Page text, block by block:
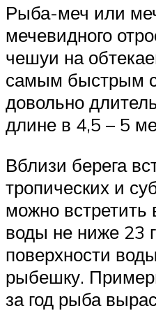
Рыба-меч или
мечевидного
чешуи на
самым быстрым
довольно
длине в 4,5 – 5
Вблизи берега
тропических и
можно
воды не ниже 23
поверхности
рыбешку.
за год рыба